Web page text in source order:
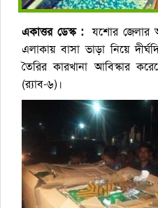
একাত্তর ডেস্ক : যশোর জেলার
এলাকায় বাসা ভাড়া নিয়ে
তৈরির কারখানা আবিস্কার
(র‌্যাব-৬)।